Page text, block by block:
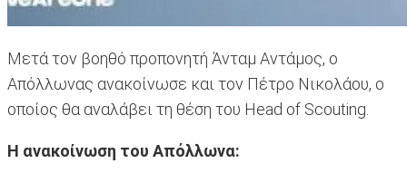
Μετά τον βοηθό προπονητή Άνταμ Αντάμος, ο
Απόλλωνας ανακοίνωσε και τον Πέτρο Νικολάου, ο
οποίος θα αναλάβει τη θέση του Head of Scouting.
Η ανακοίνωση του Απόλλωνα: